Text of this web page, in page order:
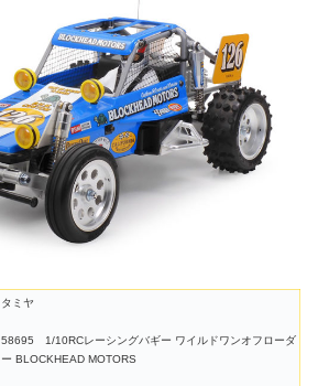
タミヤ
58695 1/10RCレーシングバギー ワイルドワンオフローダ
ー BLOCKHEAD MOTORS